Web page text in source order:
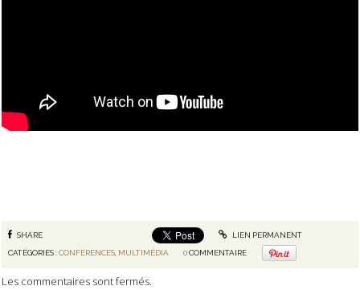
SHARE
LIEN PERMANENT
CATÉGORIES :CONFÉRENCES MULTIMÉDIA 0 COMMENTAIRE
Les commentaires sont fermés.